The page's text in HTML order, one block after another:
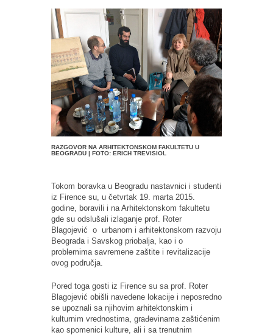
RAZGOVOR NA ARHITEKTONSKOM FAKULTETU U
BEOGRADU | FOTO: ERICH TREVISIOL
Tokom boravka u Beogradu nastavnici i studenti
iz Firence su, u četvrtak 19. marta 2015.
godine, boravili i na Arhitektonskom fakultetu
gde su odslušali izlaganje prof. Roter
Blagojević o urbanom i arhitektonskom razvoju
Beograda i Savskog priobalja, kao i o
problemima savremene zaštite i revitalizacije
ovog područja.
Pored toga gosti iz Firence su sa prof. Roter
Blagojević obišli navedene lokacije i neposredno
se upoznali sa njihovim arhitektonskim i
kulturnim vrednostima, građevinama zaštićenim
kao spomenici kulture, ali i sa trenutnim